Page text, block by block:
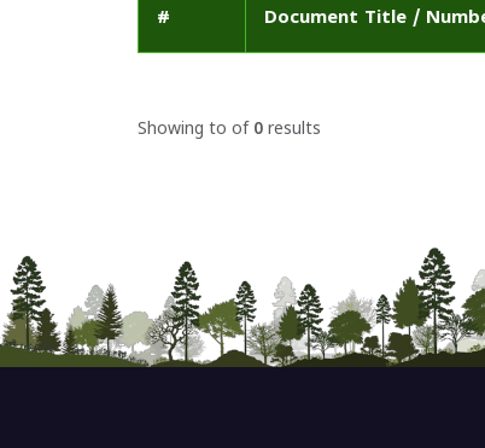
# Document Title /
Showing to of 0 results